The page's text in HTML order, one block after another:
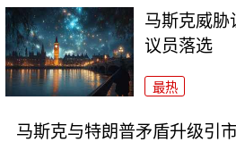
马斯克威胁
议员落选
最热
马斯克与特朗普矛盾升级引